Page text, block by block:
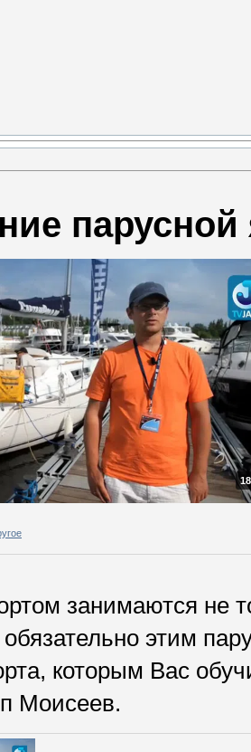
парусной
занимаются не
этим
которым Вас
Моисеев.